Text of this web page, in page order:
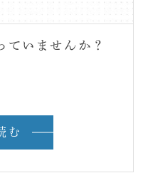
ていませんか？
む